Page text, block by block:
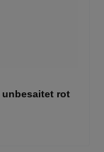
unbesaitet rot